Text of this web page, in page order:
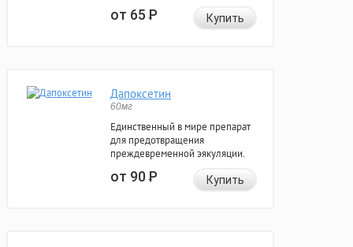
от 65Р Купить
Дапоксетин
60мг
Единственный в мире препарат
для предотвращения
преждевременной эякуляции.
от 90Р Купить